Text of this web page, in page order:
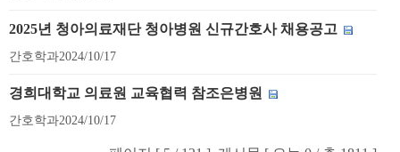
2025년 청아의료재단 청아병원 신규간호사 채용공고
간호학과2024/10/17
경희대학교 의료원 교육협력 참조은병원
간호학과2024/10/17